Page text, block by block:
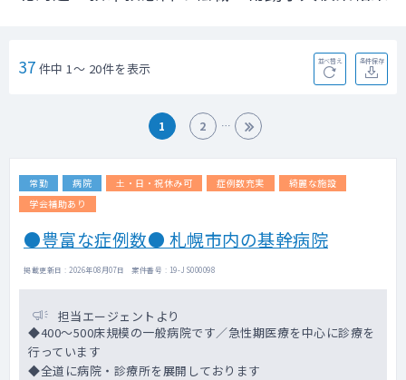
37 件中 1～ 20件を表示 並べ替え 条件保存
1 2
常勤 病院 土・日・祝休み可 症例数充実
綺麗な施設
学会補助あり
●豊富な症例数● 札幌市内の基幹病院
掲載更新日 : 2026年08月07日 案件番号 : 19-JS000098
担当エージェントより
◆400～500床規模の一般病院です／急性期医療を中心に診療を
行っています
◆全道に病院・診療所を展開しております